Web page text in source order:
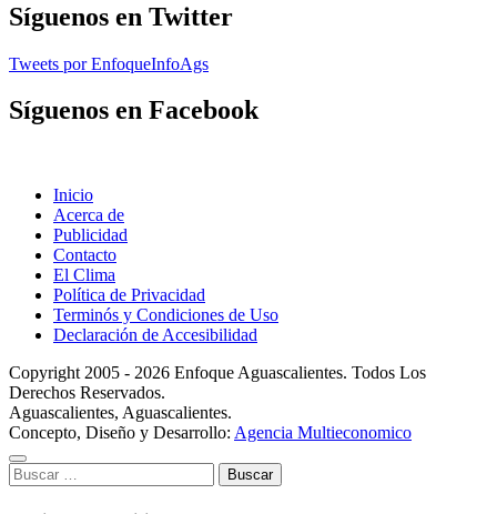
Síguenos en Twitter
Tweets por EnfoqueInfoAgs
Síguenos en Facebook
Inicio
Acerca de
Publicidad
Contacto
El Clima
Política de Privacidad
Terminós y Condiciones de Uso
Declaración de Accesibilidad
Copyright 2005 - 2026 Enfoque Aguascalientes. Todos Los
Derechos Reservados.
Aguascalientes, Aguascalientes.
Concepto, Diseño y Desarrollo: Agencia Multieconomico
Buscar: